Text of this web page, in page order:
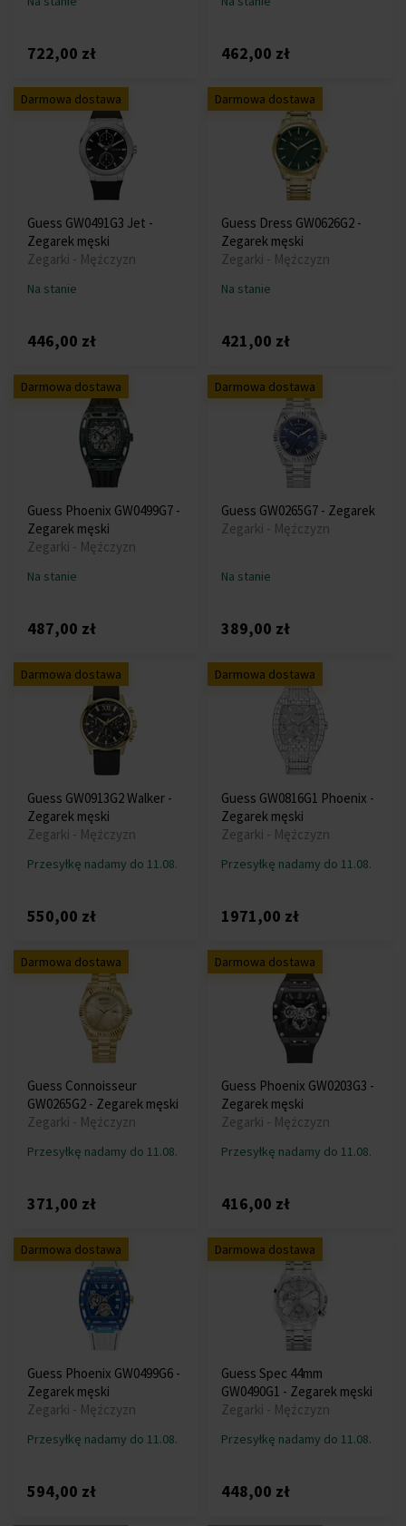
722,00 zł 462,00 zł
Darmowa dostawa
Guess GW0491G3 Jet -
Zegarek męski
Zegarki - Mężczyzn
Na stanie
446,00 zł
Darmowa dostawa
Guess Dress GW0626G2 -
Zegarek męski
Zegarki - Mężczyzn
Na stanie
421,00 zł
Darmowa dostawa
Guess Phoenix GW0499G7 -
Zegarek męski
Zegarki - Mężczyzn
Na stanie
487,00 zł
Darmowa dostawa
Guess GW0265G7 - Zegarek
Zegarki - Mężczyzn
Na stanie
389,00 zł
Darmowa dostawa
Guess GW0913G2 Walker -
Zegarek męski
Zegarki - Mężczyzn
Przesyłkę nadamy do 11.08.
550,00 zł
Darmowa dostawa
Guess GW0816G1 Phoenix -
Zegarek męski
Zegarki - Mężczyzn
Przesyłkę nadamy do 11.08.
1971,00 zł
Darmowa dostawa
Guess Connoisseur
GW0265G2 - Zegarek męski
Zegarki - Mężczyzn
Przesyłkę nadamy do 11.08.
371,00 zł
Darmowa dostawa
Guess Phoenix GW0203G3 -
Zegarek męski
Zegarki - Mężczyzn
Przesyłkę nadamy do 11.08.
416,00 zł
Darmowa dostawa
Guess Phoenix GW0499G6 -
Zegarek męski
Zegarki - Mężczyzn
Przesyłkę nadamy do 11.08.
594,00 zł
Darmowa dostawa
Guess Spec 44mm
GW0490G1 - Zegarek męski
Zegarki - Mężczyzn
Przesyłkę nadamy do 11.08.
448,00 zł